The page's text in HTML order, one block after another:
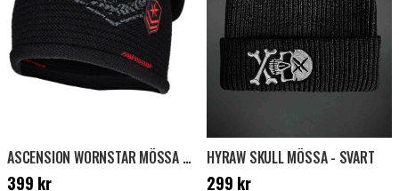
ASCENSION WORNSTAR MÖSSA - SVART
Pris: 399 kr
399 kr
HYRAW SKULL MÖSSA - SVART
Pris: 299 kr
299 kr